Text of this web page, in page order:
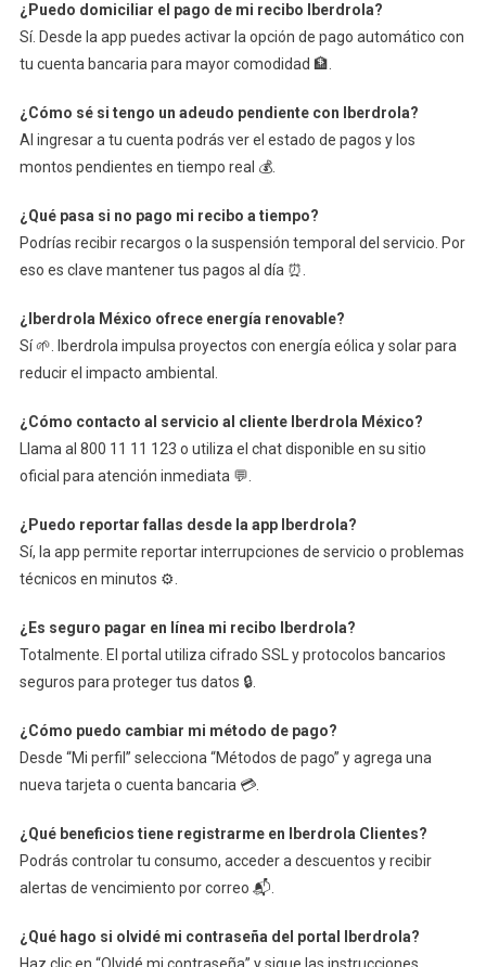
¿Puedo domiciliar el pago de mi recibo Iberdrola?
Sí. Desde la app puedes activar la opción de pago automático con
tu cuenta bancaria para mayor comodidad 🏦.
¿Cómo sé si tengo un adeudo pendiente con Iberdrola?
Al ingresar a tu cuenta podrás ver el estado de pagos y los
montos pendientes en tiempo real 💰.
¿Qué pasa si no pago mi recibo a tiempo?
Podrías recibir recargos o la suspensión temporal del servicio. Por
eso es clave mantener tus pagos al día ⏰.
¿Iberdrola México ofrece energía renovable?
Sí 🌱. Iberdrola impulsa proyectos con energía eólica y solar para
reducir el impacto ambiental.
¿Cómo contacto al servicio al cliente Iberdrola México?
Llama al 800 11 11 123 o utiliza el chat disponible en su sitio
oficial para atención inmediata 💬.
¿Puedo reportar fallas desde la app Iberdrola?
Sí, la app permite reportar interrupciones de servicio o problemas
técnicos en minutos ⚙️.
¿Es seguro pagar en línea mi recibo Iberdrola?
Totalmente. El portal utiliza cifrado SSL y protocolos bancarios
seguros para proteger tus datos 🔒.
¿Cómo puedo cambiar mi método de pago?
Desde “Mi perfil” selecciona “Métodos de pago” y agrega una
nueva tarjeta o cuenta bancaria 💳.
¿Qué beneficios tiene registrarme en Iberdrola Clientes?
Podrás controlar tu consumo, acceder a descuentos y recibir
alertas de vencimiento por correo 📬.
¿Qué hago si olvidé mi contraseña del portal Iberdrola?